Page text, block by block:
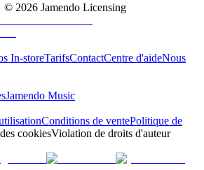
© 2026 Jamendo Licensing
In-storeTarifsContactCentre d'aideNous
Jamendo Music
Conditions de ventePolitique de
cookiesViolation de droits d'auteur